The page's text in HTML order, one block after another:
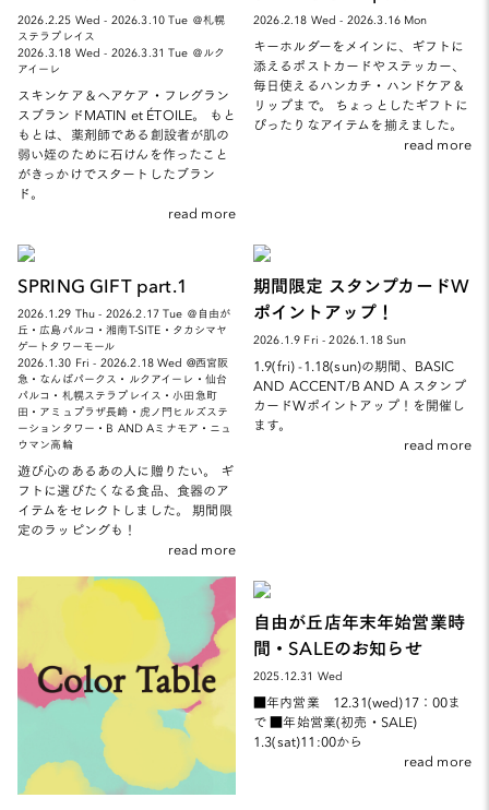
2026.2.25 Wed - 2026.3.10 Tue ＠札幌
ステラプレイス
2026.3.18 Wed - 2026.3.31 Tue ＠ルク
アイーレ
スキンケア＆ヘアケア・フレグラン
スブランドMATIN et ÉTOILE。 もと
もとは、薬剤師である創設者が肌の
弱い姪のために石けんを作ったこと
がきっかけでスタートしたブラン
ド。
read more
2026.2.18 Wed - 2026.3.16 Mon
キーホルダーをメインに、ギフトに
添えるポストカードやステッカー、
毎日使えるハンカチ・ハンドケア＆
リップまで。 ちょっとしたギフトに
ぴったりなアイテムを揃えました。
read more
SPRING GIFT part.1
2026.1.29 Thu - 2026.2.17 Tue ＠自由が
丘・広島パルコ・湘南T-SITE・タカシマヤ
ゲートタワーモール
2026.1.30 Fri - 2026.2.18 Wed @西宮阪
急・なんばパークス・ルクアイーレ・仙台
パルコ・札幌ステラプレイス・小田急町
田・アミュプラザ長崎・虎ノ門ヒルズステ
ーションタワー・B AND Aミナモア・ニュ
ウマン高輪
遊び心のあるあの人に贈りたい。 ギ
フトに選びたくなる食品、食器のア
イテムをセレクトしました。 期間限
定のラッピングも！
read more
期間限定 スタンプカードW
ポイントアップ！
2026.1.9 Fri - 2026.1.18 Sun
1.9(fri) -1.18(sun)の期間、BASIC
AND ACCENT/B AND A スタンプ
カードWポイントアップ！を開催し
ます。
read more
自由が丘店年末年始営業時
間・SALEのお知らせ
2025.12.31 Wed
■年内営業 12.31(wed)17：00ま
で ■年始営業(初売・SALE)
1.3(sat)11:00から
read more